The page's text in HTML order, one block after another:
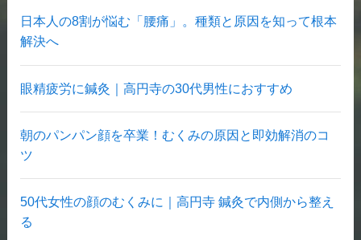
日本人の8割が悩む「腰痛」。種類と原因を知って根本
解決へ
眼精疲労に鍼灸｜高円寺の30代男性におすすめ
朝のパンパン顔を卒業！むくみの原因と即効解消のコ
ツ
50代女性の顔のむくみに｜高円寺 鍼灸で内側から整え
る